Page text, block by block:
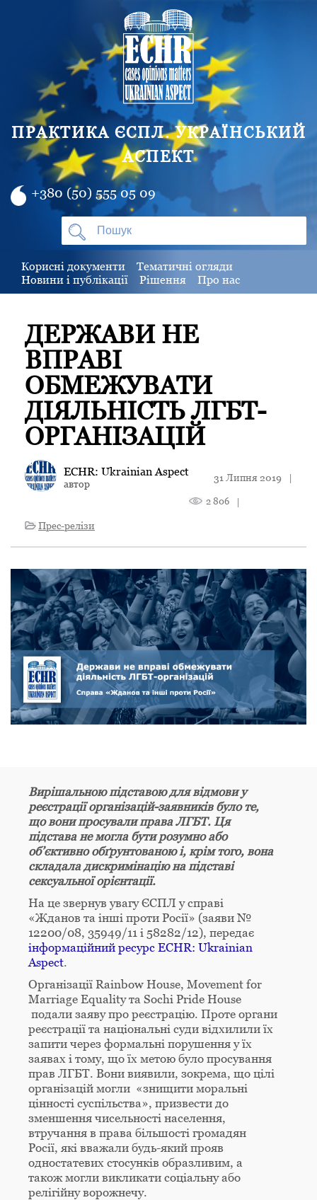
ПРАКТИКА ЄСПЛ. УКРАЇНСЬКИЙ
АСПЕКТ
+380 (50) 555 05 09
Корисні документи
Тематичні огляди
Новини і публікації
Рішення Про нас
ДЕРЖАВИ НЕ
ВПРАВІ
ОБМЕЖУВАТИ
ДІЯЛЬНІСТЬ ЛГБТ-
ОРГАНІЗАЦІЙ
ECHR: Ukrainian Aspect
автор
31 Липня 2019 |
2 806
|
Прес-релізи
Вирішальною підставою для відмови у
реєстрації організацій-заявників було те,
що вони просували права ЛГБТ. Ця
підстава не могла бути розумно або
об’єктивно обґрунтованою і, крім того, вона
складала дискримінацію на підставі
сексуальної орієнтації.
На це звернув увагу ЄСПЛ у справі
«Жданов та інші проти Росії» (заяви №
12200/08, 35949/11 і 58282/12), передає
інформаційний ресурс ECHR: Ukrainian
Aspect.
Організації Rainbow House, Movement for
Marriage Equality та Sochi Pride House
подали заяву про реєстрацію. Проте органи
реєстрації та національні суди відхилили їх
запити через формальні порушення у їх
заявах і тому, що їх метою було просування
прав ЛГБТ. Вони виявили, зокрема, що цілі
організацій могли «знищити моральні
цінності суспільства», призвести до
зменшення чисельності населення,
втручання в права більшості громадян
Росії, які вважали будь-який прояв
одностатевих стосунків образливим, а
також могли викликати соціальну або
релігійну ворожнечу.